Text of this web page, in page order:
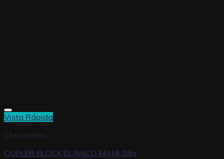
Vista Rápida
Chocolates
COFLER BLOCK BLANCO MANI 38g